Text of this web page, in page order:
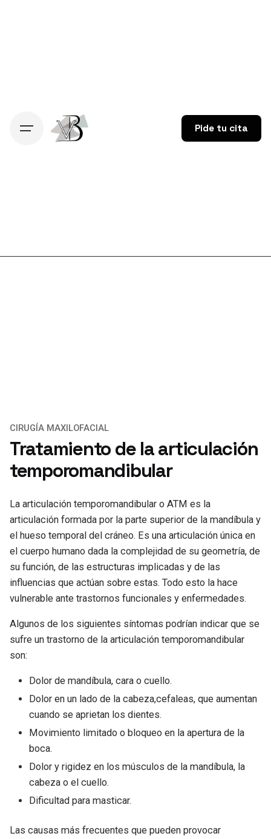
Pide tu cita
CIRUGÍA MAXILOFACIAL
Tratamiento de la articulación
temporomandibular
La articulación temporomandibular o ATM es la
articulación formada por la parte superior de la mandíbula y
el hueso temporal del cráneo. Es una articulación única en
el cuerpo humano dada la complejidad de su geometría, de
su función, de las estructuras implicadas y de las
influencias que actúan sobre estas. Todo esto la hace
vulnerable ante trastornos funcionales y enfermedades.
Algunos de los siguientes síntomas podrían indicar que se
sufre un trastorno de la articulación temporomandibular
son:
Dolor de mandíbula, cara o cuello.
Dolor en un lado de la cabeza,cefaleas, que aumentan
cuando se aprietan los dientes.
Movimiento limitado o bloqueo en la apertura de la
boca.
Dolor y rigidez en los músculos de la mandíbula, la
cabeza o el cuello.
Dificultad para masticar.
Las causas más frecuentes que pueden provocar